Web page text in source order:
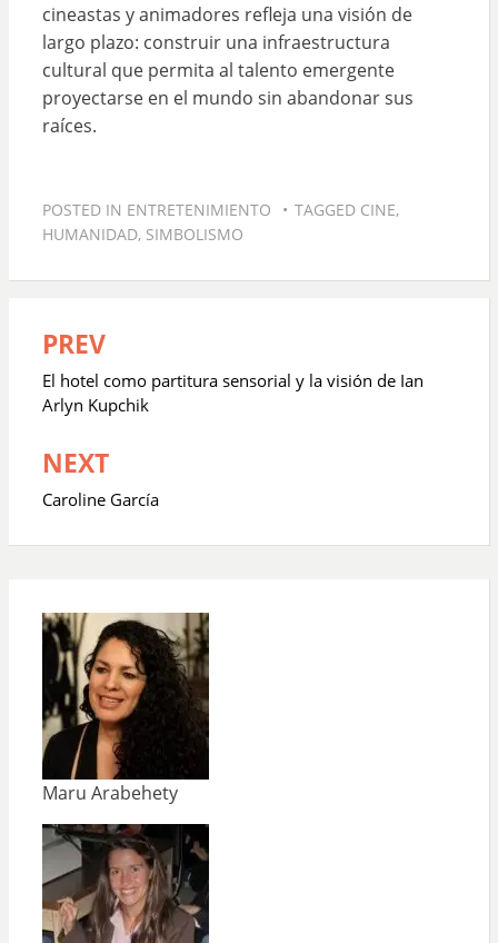
cineastas y animadores refleja una visión de
largo plazo: construir una infraestructura
cultural que permita al talento emergente
proyectarse en el mundo sin abandonar sus
raíces.
POSTED IN ENTRETENIMIENTO TAGGED CINE,
HUMANIDAD, SIMBOLISMO
Navegación
de
entradas
PREV
El hotel como partitura sensorial y la visión de Ian
Arlyn Kupchik
NEXT
Caroline García
Maru Arabehety